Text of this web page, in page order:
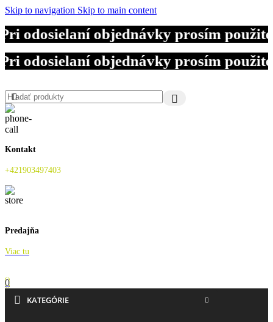
Skip to navigation Skip to main content
objednávky prosím
objednávky prosím
Kontakt
+421903497403
Predajňa
Viac tu
0
KATEGÓRIE